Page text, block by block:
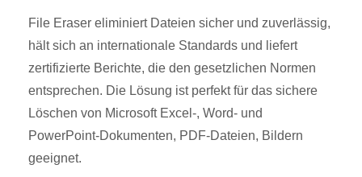
File Eraser eliminiert Dateien sicher und zuverlässig,
hält sich an internationale Standards und liefert
zertifizierte Berichte, die den gesetzlichen Normen
entsprechen. Die Lösung ist perfekt für das sichere
Löschen von Microsoft Excel-, Word- und
PowerPoint-Dokumenten, PDF-Dateien, Bildern
geeignet.